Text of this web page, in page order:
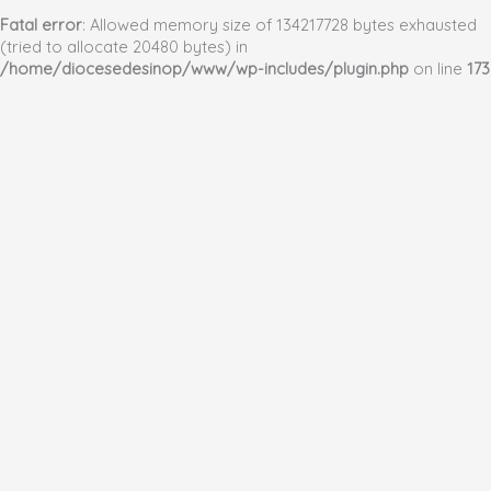
Fatal error: Allowed memory size of 134217728 bytes exhausted
(tried to allocate 20480 bytes) in
/home/diocesedesinop/www/wp-includes/plugin.php on line 173